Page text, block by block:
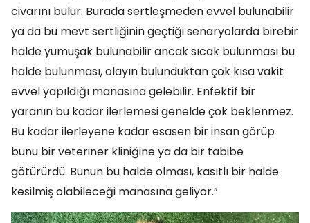
civarını bulur. Burada sertleşmeden evvel bulunabilir
ya da bu mevt sertliğinin geçtiği senaryolarda birebir
halde yumuşak bulunabilir ancak sıcak bulunması bu
halde bulunması, olayın bulunduktan çok kısa vakit
evvel yapıldığı manasına gelebilir. Enfektif bir
yaranın bu kadar ilerlemesi genelde çok beklenmez.
Bu kadar ilerleyene kadar esasen bir insan görüp
bunu bir veteriner kliniğine ya da bir tabibe
götürürdü. Bunun bu halde olması, kasıtlı bir halde
kesilmiş olabileceği manasına geliyor.”